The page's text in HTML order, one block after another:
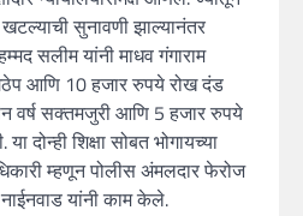
सुनावणी झाल्यानंतर
सलीम यांनी माधव गंगाराम
आणि 10 हजार रुपये रोख दंड
वर्ष सक्तमजुरी आणि 5 हजार रुपये
दोन्ही शिक्षा सोबत भोगायच्या
म्हणून पोलीस अंमलदार फेरोज
यांनी काम केले.